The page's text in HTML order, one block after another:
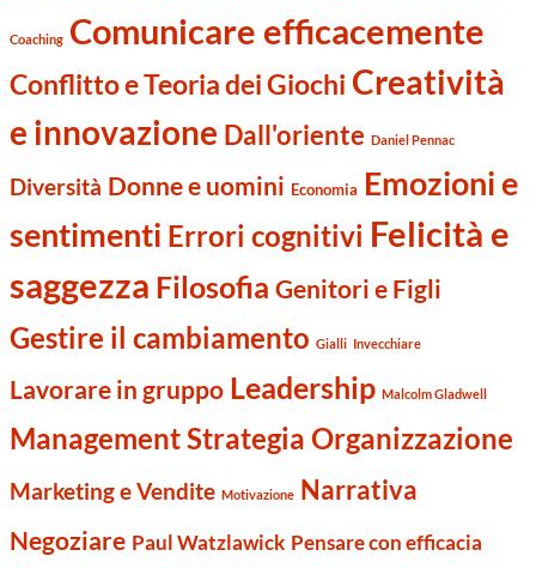
Coaching Comunicare efficacemente
Conflitto e Teoria dei Giochi Creatività
e innovazione Dall'oriente Daniel Pennac
Diversità Donne e uomini Economia Emozioni e
sentimenti Errori cognitivi Felicità e
saggezza Filosofia Genitori e Figli
Gestire il cambiamento Gialli Invecchiare
Lavorare in gruppo Leadership Malcolm Gladwell
Management Strategia Organizzazione
Marketing e Vendite Motivazione Narrativa
Negoziare Paul Watzlawick Pensare con efficacia